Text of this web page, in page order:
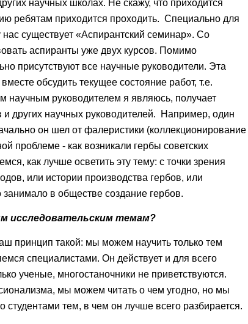
научных школах. Не скажу, что приходится
ребятам приходится проходить. Специально для
существует «Аспирантский семинар». Со
аспиранты уже двух курсов. Помимо
присутствуют все научные руководители. Эта
обсудить текущее состояние работ, т.е.
научным руководителем я являюсь, получает
и других научных руководителей. Например, один
он шел от фалеристики (коллекционирование
проблеме - как возникали гербы советских
как лучше осветить эту тему: с точки зрения
или истории производства гербов, или
занимало в обществе создание гербов.
исследовательским темам?
принцип такой: мы можем научить только тем
специалистами. Он действует и для всего
ученые, многостаночники не приветствуются.
мы можем читать о чем угодно, но мы
тем, в чем он лучше всего разбирается.